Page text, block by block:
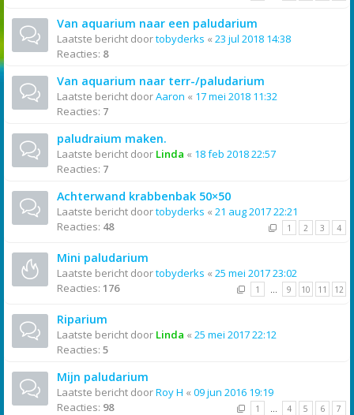
Van aquarium naar een paludarium
Laatste bericht doortobyderks « 23 jul 2018 14:38
Reacties: 8
Van aquarium naar terr-/paludarium
Laatste bericht doorAaron « 17 mei 2018 11:32
Reacties: 7
paludraium maken.
Laatste bericht door Linda « 18 feb 2018 22:57
Reacties: 7
Achterwand krabbenbak 50×50
Laatste bericht doortobyderks « 21 aug 2017 22:21
Reacties: 48 1 2 3 4
Mini paludarium
Laatste bericht doortobyderks « 25 mei 2017 23:02
Reacties: 176 1 … 9 10 11 12
Riparium
Laatste bericht door Linda « 25 mei 2017 22:12
Reacties: 5
Mijn paludarium
Laatste bericht doorRoy H « 09 jun 2016 19:19
Reacties: 98 1 … 4 5 6 7